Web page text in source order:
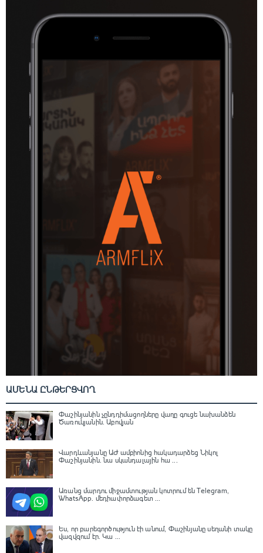
ԱՄԵՆԱ ԸՆԹԵՐՑՎՈՂ
Փաշինյանին չընդդիմացողները վաղը գուցե նախանձեն
Ծառուկյանին. Աբովյան
Վարդևանյանը ԱԺ ամբիոնից հակադարձեց Նիկոլ
Փաշինյանին․ նա սկանդալային հա ...
Առանց մարդու միջամտության կոտրում են Telegram,
WhatsApp․ մեդիափորձագետ ...
Ես, որ բարեգործություն էի անում, Փաշինյանը սեղանի տակը
վազվզում էր․ Կա ...